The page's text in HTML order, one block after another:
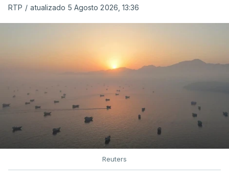
RTP / atualizado 5 Agosto 2026, 13:36
Reuters